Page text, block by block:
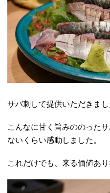
サバ刺して提供いただきまし
こんなに甘く旨みののった
ないくらい感動しました。
これだけでも、来る価値あり